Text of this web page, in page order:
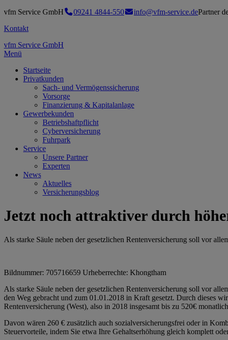
vfm Service GmbH 09241 4844-550 info@vfm-service.dePartner
Kontakt
vfm Service GmbH
Menü
Startseite
Privatkunden
Sach- und Vermögenssicherung
Vorsorge
Finanzierung & Kapitalanlage
Gewerbekunden
Betriebshaftpflicht
Cyberversicherung
Fuhrpark
Service
Unsere Partner
Experten
News
Aktuelles
Versicherungsblog
Jetzt noch attraktiver durch
Als starke Säule neben der gesetzlichen Rentenversicherung soll vor
Bildnummer: 705716659 Urheberrechte: Khongtham
Als starke Säule neben der gesetzlichen Rentenversicherung soll vor
den Weg gebracht und zum 01.01.2018 in Kraft gesetzt. Durch dieses
Rentenversicherung (West), also in 2018 insgesamt bis zu 520€
Davon wären 260 € zusätzlich auch sozialversicherungsfrei oder in
Steuervorteile, indem Sie etwa Ihre Gehaltserhöhung gleich komplett